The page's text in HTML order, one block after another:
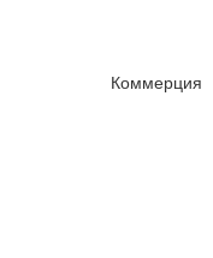
Коммерция